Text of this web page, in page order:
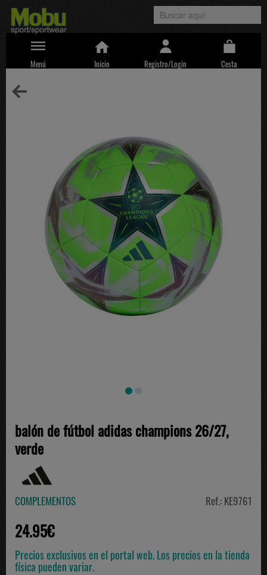
Menú Inicio Registro/Login Cesta
balón de fútbol adidas champions 26/27,
verde
COMPLEMENTOS Ref.: KE9761
24.95€
Precios exclusivos en el portal web. Los precios en la tienda
física pueden variar.